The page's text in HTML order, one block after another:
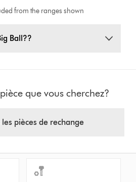
from the ranges shown
Ball??
que vous cherchez?
pièces de rechange